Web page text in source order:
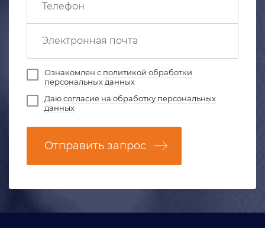
Ознакомлен с политикой обработки
персональных данных
Даюсогласие на обработку персональных
данных
Отправить запрос